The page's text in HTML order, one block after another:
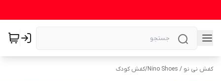
کفش نی نو / Nino Shoes /کفش کودک